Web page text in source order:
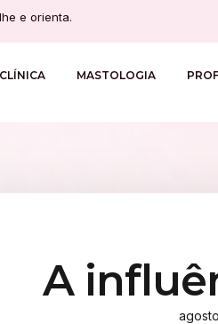
e orienta.
CLÍNICA MASTOLOGIA
A